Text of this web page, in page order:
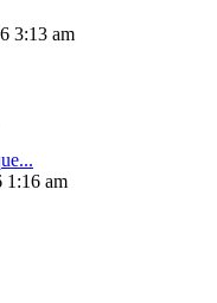
3:13 am
1:16 am